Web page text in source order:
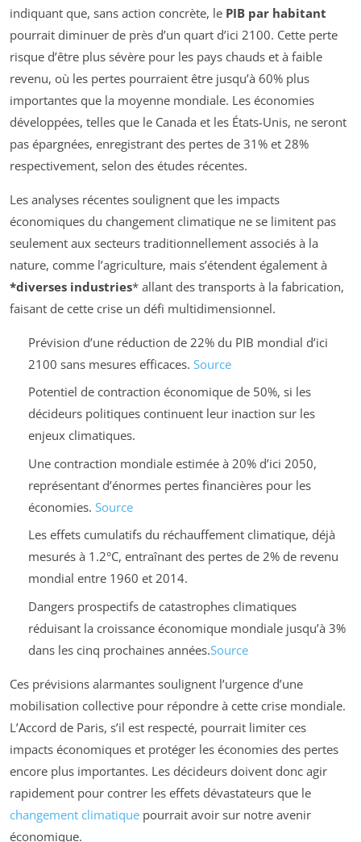
indiquant que, sans action concrète, le PIB par habitant
pourrait diminuer de près d’un quart d’ici 2100. Cette perte
risque d’être plus sévère pour les pays chauds et à faible
revenu, où les pertes pourraient être jusqu’à 60% plus
importantes que la moyenne mondiale. Les économies
développées, telles que le Canada et les États-Unis, ne seront
pas épargnées, enregistrant des pertes de 31% et 28%
respectivement, selon des études récentes.
Les analyses récentes soulignent que les impacts
économiques du changement climatique ne se limitent pas
seulement aux secteurs traditionnellement associés à la
nature, comme l’agriculture, mais s’étendent également à
*diverses industries* allant des transports à la fabrication,
faisant de cette crise un défi multidimensionnel.
Prévision d’une réduction de 22% du PIB mondial d’ici
2100 sans mesures efficaces. Source
Potentiel de contraction économique de 50%, si les
décideurs politiques continuent leur inaction sur les
enjeux climatiques.
Une contraction mondiale estimée à 20% d’ici 2050,
représentant d’énormes pertes financières pour les
économies. Source
Les effets cumulatifs du réchauffement climatique, déjà
mesurés à 1.2°C, entraînant des pertes de 2% de revenu
mondial entre 1960 et 2014.
Dangers prospectifs de catastrophes climatiques
réduisant la croissance économique mondiale jusqu’à 3%
dans les cinq prochaines années.Source
Ces prévisions alarmantes soulignent l’urgence d’une
mobilisation collective pour répondre à cette crise mondiale.
L’Accord de Paris, s’il est respecté, pourrait limiter ces
impacts économiques et protéger les économies des pertes
encore plus importantes. Les décideurs doivent donc agir
rapidement pour contrer les effets dévastateurs que le
changement climatique pourrait avoir sur notre avenir
économique.